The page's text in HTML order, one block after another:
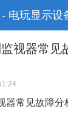
- 电玩显示设
视器常见
器常见故障分